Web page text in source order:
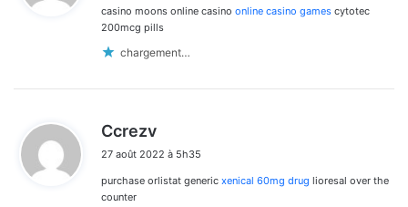
:
casino moons online casino online casino games cytotec
200mcg pills
chargement…
Ccrezv
t
27 août 2022 à 5h35
purchase orlistat generic xenical 60mg drug lioresal over the
counter